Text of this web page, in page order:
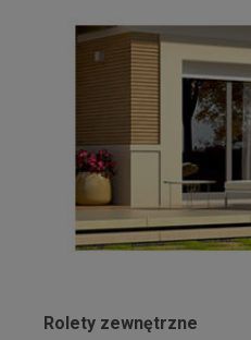
Rolety zewnętrzne